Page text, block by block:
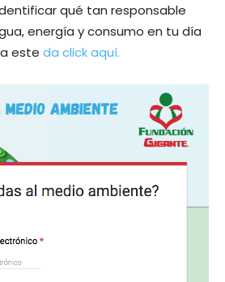
qué tan responsable
energía y consumo en tu día
este da click aquí.